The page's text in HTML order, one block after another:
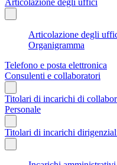
Articolazione degli
Organigramma
Telefono e posta elettronica
Consulenti e collaboratori
Titolari di incarichi di
Personale
Titolari di incarichi